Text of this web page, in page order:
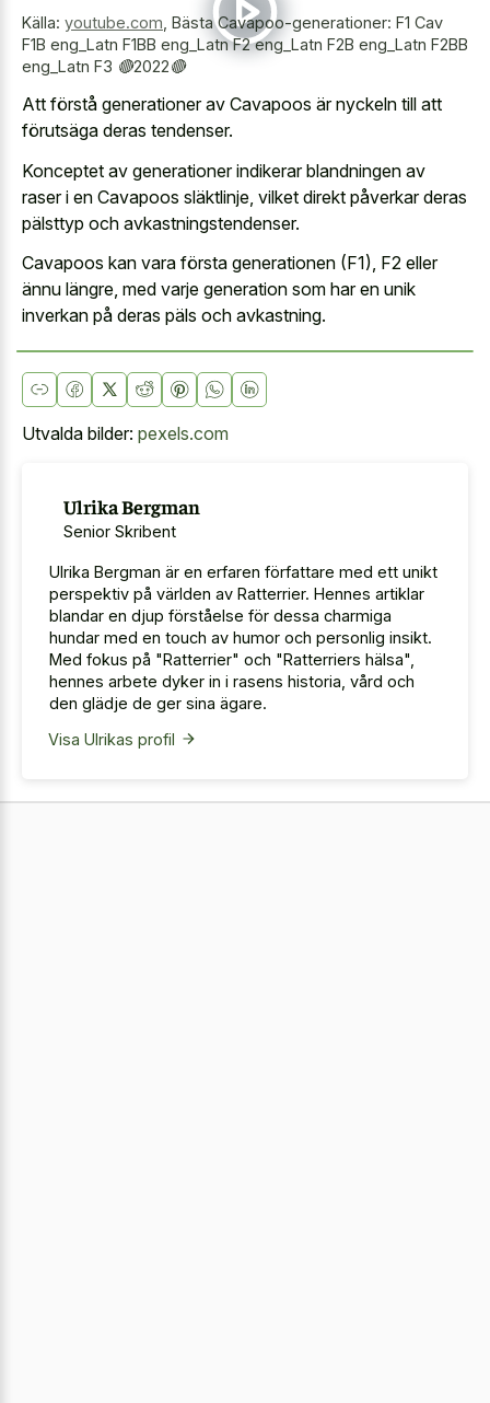
Källa: youtube.com Bästa Cavapoo-generationer: F1 Cav
F1B eng_Latn F1BB eng_Latn F2 eng_Latn F2B eng_Latn F2BB
eng_Latn F3 🔴2022🔴
Att förstå generationer av Cavapoos är nyckeln till att
förutsäga deras tendenser.
Konceptet av generationer indikerar blandningen av
raser i en Cavapoos släktlinje, vilket direkt påverkar deras
pälsttyp och avkastningstendenser.
Cavapoos kan vara första generationen (F1), F2 eller
ännu längre, med varje generation som har en unik
inverkan på deras päls och avkastning.
Utvalda bilder: pexels.com
Ulrika Bergman
Senior Skribent
Ulrika Bergman är en erfaren författare med ett unikt
perspektiv på världen av Ratterrier. Hennes artiklar
blandar en djup förståelse för dessa charmiga
hundar med en touch av humor och personlig insikt.
Med fokus på "Ratterrier" och "Ratterriers hälsa",
hennes arbete dyker in i rasens historia, vård och
den glädje de ger sina ägare.
Visa Ulrikas profil